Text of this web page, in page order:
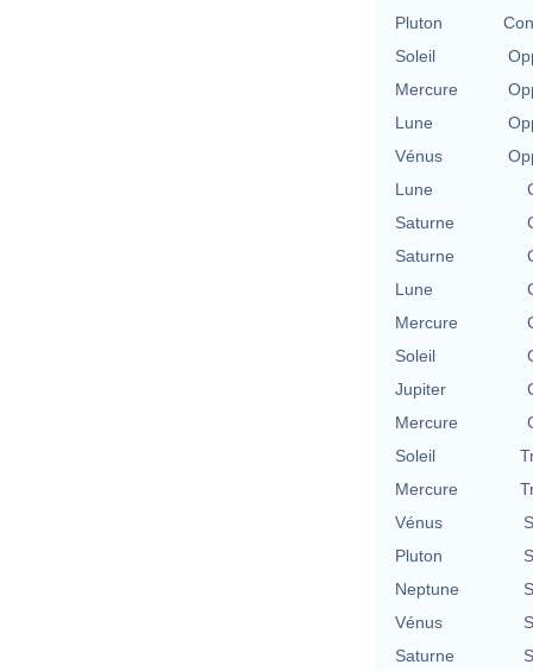
Pluton
Soleil
Mercure
Lune
Vénus
Lune
Saturne
Saturne
Lune
Mercure
Soleil
Jupiter
Mercure
Soleil
Mercure
Vénus
Pluton
Neptune
Vénus
Saturne